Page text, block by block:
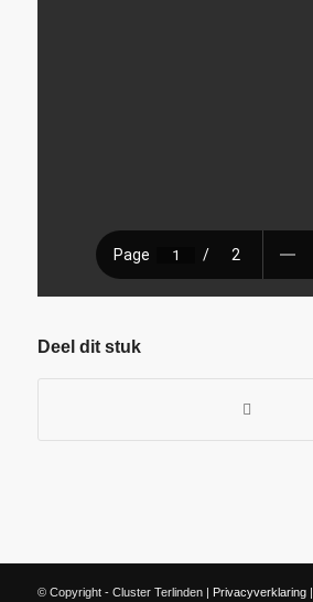
Deel dit stuk
© Copyright - Cluster Terlinden | Privacyverklaring|